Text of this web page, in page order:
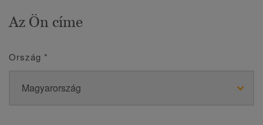
Az Ön címe
Ország *